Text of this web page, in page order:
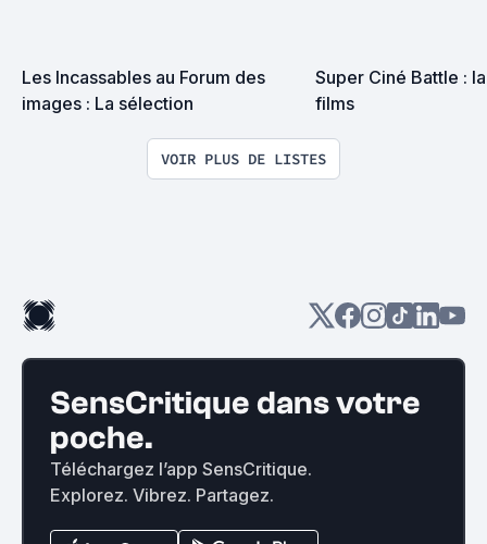
Les Incassables au Forum des
images : La sélection
Super Ciné Battle :
films
VOIR PLUS DE LISTES
SensCritique dans votre
poche.
Téléchargez l’app SensCritique.
Explorez. Vibrez. Partagez.